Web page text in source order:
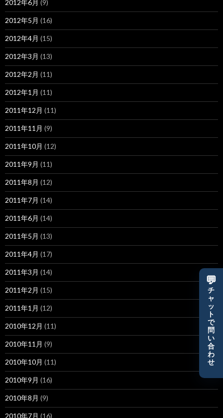
2012年6月 (9)
2012年5月 (16)
2012年4月 (15)
2012年3月 (13)
2012年2月 (11)
2012年1月 (11)
2011年12月 (11)
2011年11月 (9)
2011年10月 (12)
2011年9月 (11)
2011年8月 (12)
2011年7月 (14)
2011年6月 (14)
2011年5月 (13)
2011年4月 (17)
2011年3月 (14)
2011年2月 (15)
2011年1月 (12)
2010年12月 (11)
2010年11月 (9)
2010年10月 (11)
2010年9月 (16)
2010年8月 (9)
2010年7月 (16)
💬
チ
ャ
ッ
ト
で
問
い
合
わ
せ